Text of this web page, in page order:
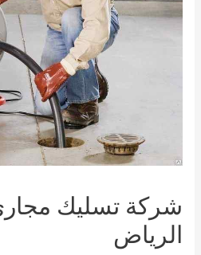
شركة تسليك
الرياض